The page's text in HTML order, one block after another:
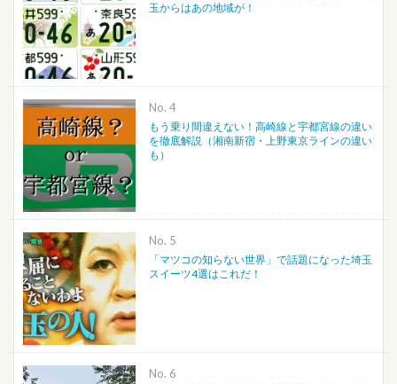
玉からはあの地域が！
No.
もう乗り間違えない！高崎線と宇都宮線の違い
を徹底解説（湘南新宿・上野東京ラインの違い
も）
No.
「マツコの知らない世界」で話題になった埼玉
スイーツ4選はこれだ！
No.